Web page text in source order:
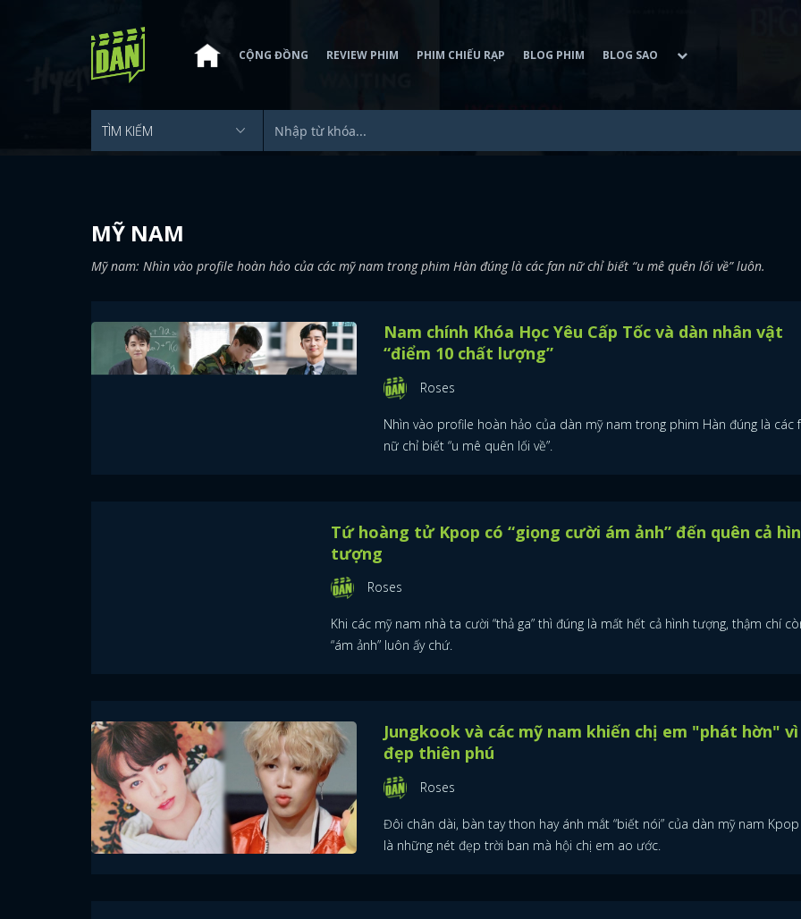
CỘNG ĐỒNG REVIEW PHIM PHIM CHIẾU RẠP BLOG PHIM BLOG SAO
MỸ NAM
Mỹ nam: Nhìn vào profile hoàn hảo của các mỹ nam trong phim Hàn đúng là các fan nữ chỉ biết “u mê quên lối về” luôn.
Nam chính Khóa Học Yêu Cấp Tốc và dàn nhân vật
“điểm 10 chất lượng”
Roses
Nhìn vào profile hoàn hảo của dàn mỹ nam trong phim Hàn đúng là các
nữ chỉ biết “u mê quên lối về”.
Tứ hoàng tử Kpop có “giọng cười ám ảnh” đến quên cả
tượng
Roses
Khi các mỹ nam nhà ta cười “thả ga” thì đúng là mất hết cả hình tượng, thậm chí
“ám ảnh” luôn ấy chứ.
Jungkook và các mỹ nam khiến chị em "phát hờn"
đẹp thiên phú
Roses
Đôi chân dài, bàn tay thon hay ánh mắt “biết nói” của dàn mỹ nam
là những nét đẹp trời ban mà hội chị em ao ước.